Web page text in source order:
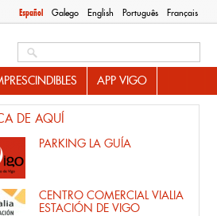
Español Galego English Português Français
APP VIGO
DE AQUÍ
PARKING LA GUÍA
CENTRO COMERCIAL VIALIA
ESTACIÓN DE VIGO